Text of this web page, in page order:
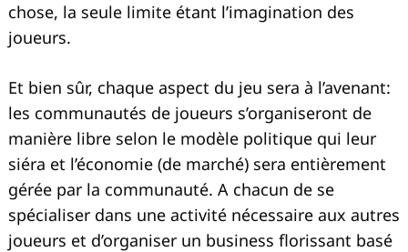
chose, la seule limite étant l’imagination des
joueurs.
Et bien sûr, chaque aspect du jeu sera à l’avenant:
les communautés de joueurs s’organiseront de
manière libre selon le modèle politique qui leur
siéra et l’économie (de marché) sera entièrement
gérée par la communauté. A chacun de se
spécialiser dans une activité nécessaire aux autres
joueurs et d’organiser un business florissant basé